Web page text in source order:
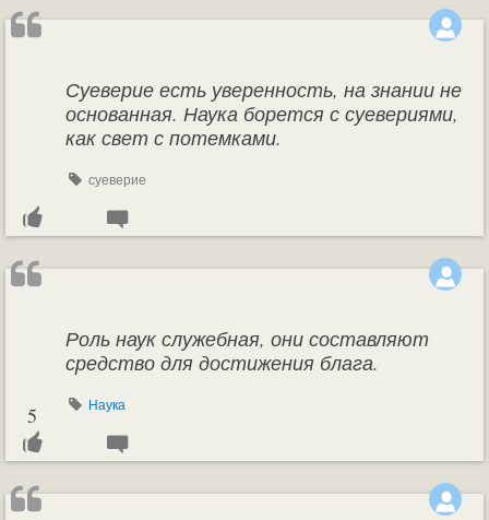
Суеверие есть уверенность, на знании не
основанная. Наука борется с суевериями,
как свет с потемками.
суеверие
Роль наук служебная, они составляют
средство для достижения блага.
Наука
5